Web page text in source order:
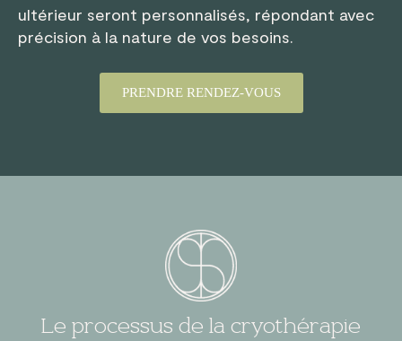
ultérieur seront personnalisés, répondant avec
précision à la nature de vos besoins.
PRENDRE RENDEZ-VOUS
Le processus de la cryothérapie